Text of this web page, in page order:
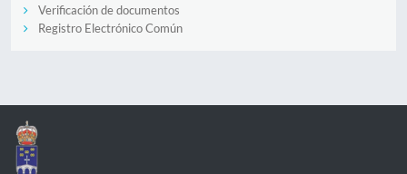
Verificación de documentos
Registro Electrónico Común